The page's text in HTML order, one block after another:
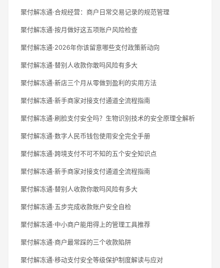
聚付解冻通·合规经营：商户日常交易记录的规范管理
聚付解冻通·按月做好这五项账户风险检查
聚付解冻通·2026年你该留意哪些支付政策新动向
聚付解冻通·替别人收款你敢吗风险有多大
聚付解冻通·新店三个月从零做到盈利的实用方法
聚付解冻通·新手商家对接支付通道全流程指南
聚付解冻通·刷脸支付安全吗？生物识别技术的安全原理全解析
聚付解冻通·数字人民币钱包使用安全完全手册
聚付解冻通·跨境支付不可不知的五个安全知识点
聚付解冻通·新手商家对接支付通道全流程指南
聚付解冻通·替别人收款你敢吗风险有多大
聚付解冻通·五步完成收款账户安全自检
聚付解冻通·中小商户能用得上的管理工具推荐
聚付解冻通·商户最常踩的三个收款陷阱
聚付解冻通·移动支付安全等级保护制度解读与应对